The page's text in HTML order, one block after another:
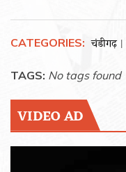
CATEGORIES: चंडीगढ़ |
TAGS: No tags found
VIDEO AD